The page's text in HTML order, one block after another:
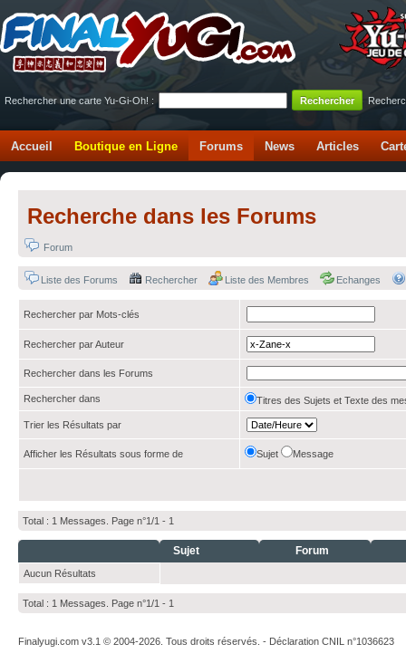
Rechercher une carte Yu-Gi-Oh! :
Accueil Boutique en Ligne Forums News Articles
Recherche dans les Forums
Forum
Liste des Forums Rechercher Liste des Membres Echanges
Rechercher par Mots-clés
Rechercher par Auteur
Rechercher dans les Forums
Rechercher dans Titres des Sujets et Texte des
Trier les Résultats par
Afficher les Résultats sous forme de Sujet Message
Total : 1 Messages. Page n°1/1 - 1
Sujet Forum
Aucun Résultats
Total : 1 Messages. Page n°1/1 - 1
Finalyugi.com v3.1 © 2004-2026. Tous droits réservés. - Déclaration CNIL n°1036623